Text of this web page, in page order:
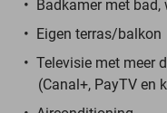
Badkamer met
Eigen terras/balkon
Televisie met meer
(Canal+, PayTV en